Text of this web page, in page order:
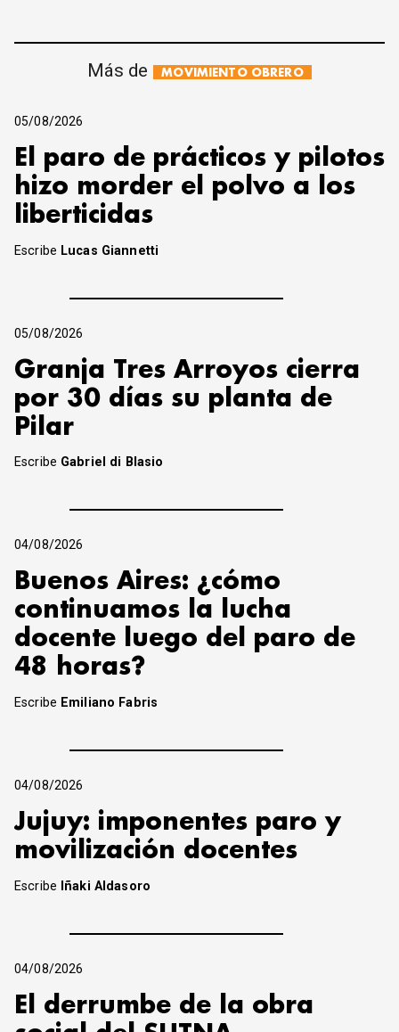
Más de MOVIMIENTO OBRERO
05/08/2026
El paro de prácticos y pilotos
hizo morder el polvo a los
liberticidas
Escribe Lucas Giannetti
05/08/2026
Granja Tres Arroyos cierra
por 30 días su planta de
Pilar
Escribe Gabriel di Blasio
04/08/2026
Buenos Aires: ¿cómo
continuamos la lucha
docente luego del paro de
48 horas?
Escribe Emiliano Fabris
04/08/2026
Jujuy: imponentes paro y
movilización docentes
Escribe Iñaki Aldasoro
04/08/2026
El derrumbe de la obra